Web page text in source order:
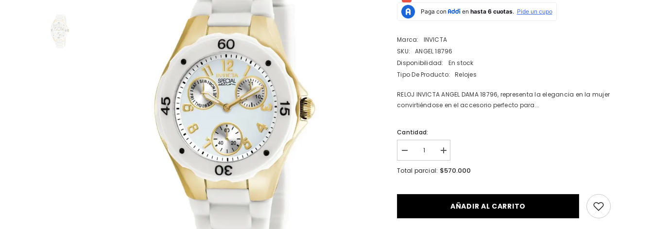
Marca:
INVICTA
SKU:
ANGEL 18796
Disponibilidad:
En stock
Tipo De Producto:
Relojes
RELOJ INVICTA ANGEL DAMA 18796, representa la elegancia en la mujer
convirtiéndose en el accesorio perfecto para...
Cantidad:
Error:
Missing
interpolation
cantidad
I18n
Error:
Missing
&quot;Aumentar
cantidad
Total parcial: $570.000
AÑADIR AL CARRITO